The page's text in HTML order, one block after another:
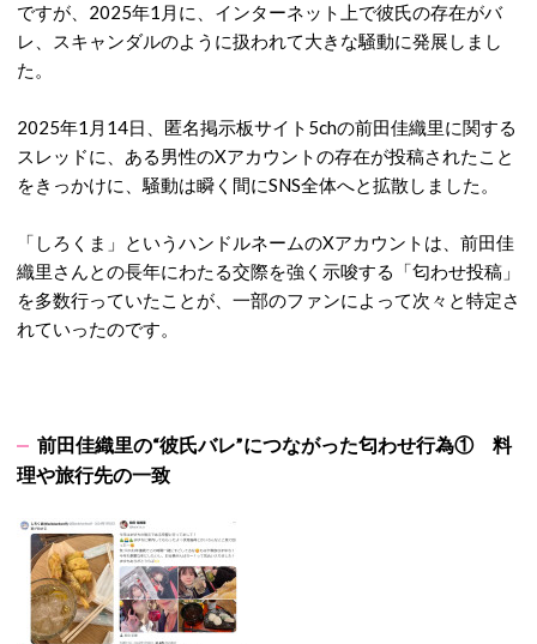
ですが、2025年1月に、インターネット上で彼氏の存在がバ
レ、スキャンダルのように扱われて大きな騒動に発展しまし
た。
2025年1月14日、匿名掲示板サイト5chの前田佳織里に関する
スレッドに、ある男性のXアカウントの存在が投稿されたこと
をきっかけに、騒動は瞬く間にSNS全体へと拡散しました。
「しろくま」というハンドルネームのXアカウントは、前田佳
織里さんとの長年にわたる交際を強く示唆する「匂わせ投稿」
を多数行っていたことが、一部のファンによって次々と特定さ
れていったのです。
前田佳織里の“彼氏バレ”につながった匂わせ行為① 料
理や旅行先の一致